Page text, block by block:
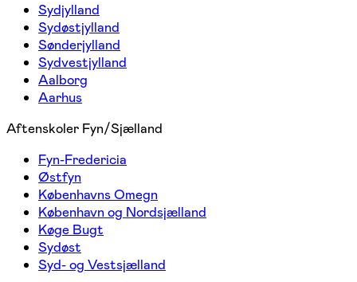
Sydjylland
Sydøstjylland
Sønderjylland
Sydvestjylland
Aalborg
Aarhus
Aftenskoler Fyn/Sjælland
Fyn-Fredericia
Østfyn
Københavns Omegn
København og Nordsjælland
Køge Bugt
Sydøst
Syd- og Vestsjælland